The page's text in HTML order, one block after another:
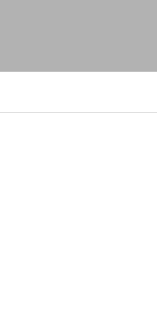
2026年度 3月例会 開